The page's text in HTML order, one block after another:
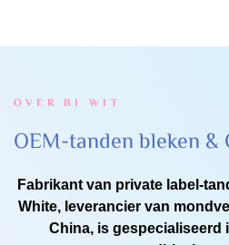
OVER BI WIT
OEM-tanden bleken
Fabrikant van private label-
White, leverancier van
China, is gespecialiseerd